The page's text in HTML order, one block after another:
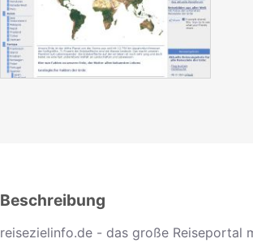
Beschreibung
reisezielinfo.de - das große Reiseportal